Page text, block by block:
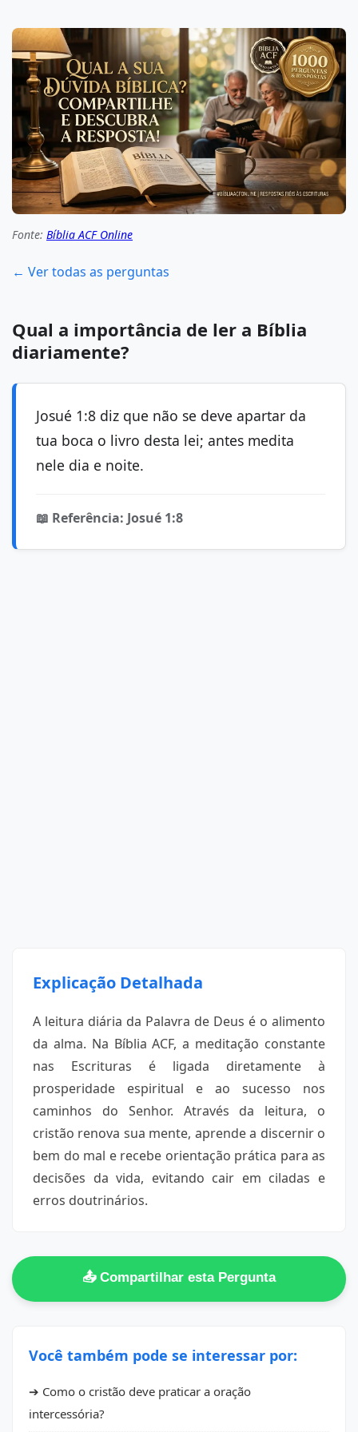
Fonte: Bíblia ACF Online
← Ver todas as perguntas
Qual a importância de ler a Bíblia
diariamente?
Josué 1:8 diz que não se deve apartar da
tua boca o livro desta lei; antes medita
nele dia e noite.
📖 Referência: Josué 1:8
Explicação Detalhada
A leitura diária da Palavra de Deus é o alimento
da alma. Na Bíblia ACF, a meditação constante
nas Escrituras é ligada diretamente à
prosperidade espiritual e ao sucesso nos
caminhos do Senhor. Através da leitura, o
cristão renova sua mente, aprende a discernir o
bem do mal e recebe orientação prática para as
decisões da vida, evitando cair em ciladas e
erros doutrinários.
📤 Compartilhar esta Pergunta
Você também pode se interessar por:
➔ Como o cristão deve praticar a oração
intercessória?